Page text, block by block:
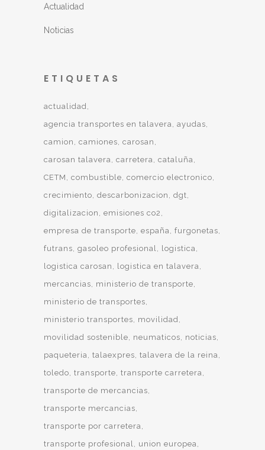
Actualidad
Noticias
ETIQUETAS
actualidad
agencia transportes en talavera ayudas
camion
camiones carosan
carosan talavera carretera cataluña
CETM
combustible comercio electronico
crecimiento descarbonizacion
dgt
digitalizacion
emisiones co2
empresa de transporte españa furgonetas
futrans gasoleo profesional
logistica
logistica carosan
logistica en talavera
mercancias
ministerio de transporte
ministerio de transportes
ministerio transportes
movilidad
movilidad sostenible
neumaticos
noticias
paqueteria talaexpres talavera de la reina
toledo transporte transporte carretera
transporte de mercancias
transporte mercancias
transporte por carretera
transporte profesional
union europea